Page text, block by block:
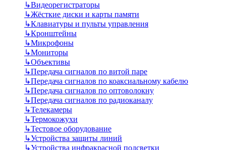
↳Видеорегистраторы
↳Жёсткие диски и карты памяти
↳Клавиатуры и пульты управления
↳Кронштейны
↳Микрофоны
↳Мониторы
↳Объективы
↳Передача сигналов по витой паре
↳Передача сигналов по коаксиальному кабелю
↳Передача сигналов по оптоволокну
↳Передача сигналов по радиоканалу
↳Телекамеры
↳Термокожухи
↳Тестовое оборудование
↳Устройства защиты линий
↳Устройства инфракрасной подсветки